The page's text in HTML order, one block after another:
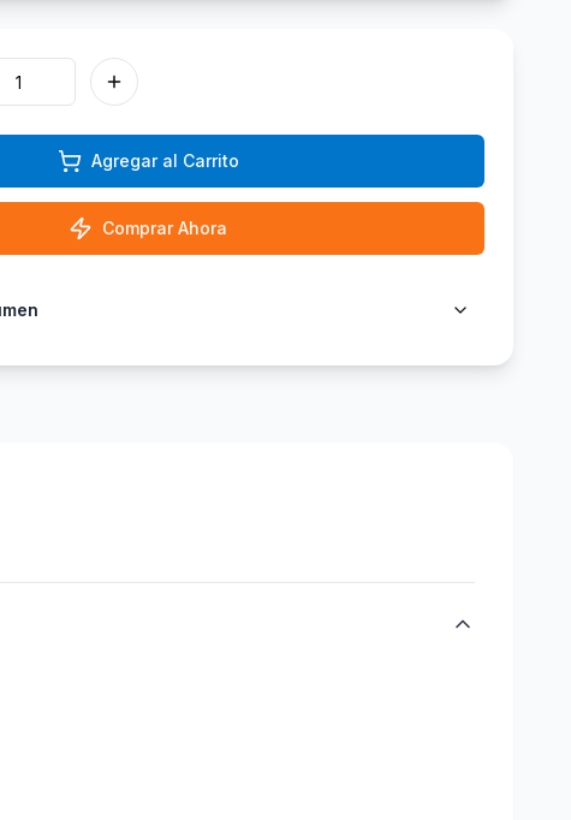
Agregar al Carrito
Comprar Ahora